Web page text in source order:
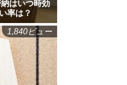
はいつ時効
率は？
1,840ビュー